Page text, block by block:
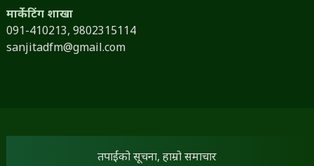
मार्केटिंग शाखा
091-410213, 9802315114
sanjitadfm@gmail.com
तपाईंको सूचना, हाम्रो समाचार